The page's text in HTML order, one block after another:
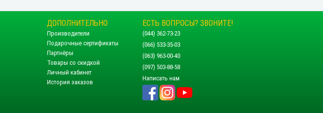
ДОПОЛНИТЕЛЬНО
Производители
Подарочные сертификаты
Партнёры
Товары со скидкой
Личный кабинет
История заказов
ЕСТЬ ВОПРОСЫ? ЗВОНИТЕ!
(044) 362-73-23
(066) 533-35-03
(063) 963-00-40
(097) 503-88-58
Написать нам